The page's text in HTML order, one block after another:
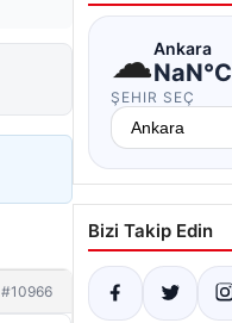
#10966
☁Ankara
NaN°C
ŞEHIR SEÇ
Bizi Takip Edin